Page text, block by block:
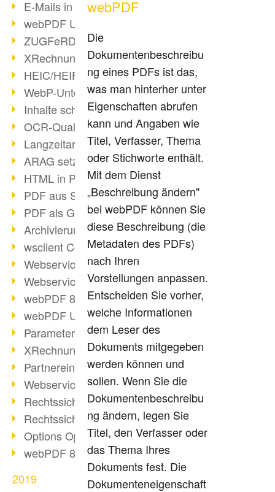
E-Mails in PDF
webPDF Update 8.0.0.2176
ZUGFeRD im Überblick
XRechnung Überblick
HEIC/HEIF-Unterstützung
WebP-Unterstützung
Inhalte schwärzen
OCR-Qualität verbessert
Langzeitarchivierung PDF
ARAG setzt auf webPDF
HTML in PDF umwandeln
PDF aus SAP
PDF als Grafik exportieren
Archivierung & Migration
wsclient Converter
Webservice Toolbox (3)
Webservice PDF/A
webPDF 8 Neuerungen (Teil 2)
webPDF Update 8.0.0.2058
Parameter-Umstellung
XRechnung bei deutschen Behörden
Partnereinsatz unserer Software
Webservice Beispiel: XMP-Metadaten
Rechtssichere Mail-Archivierung (2)
Rechtssichere Mail-Archivierung (1)
Options Operation
webPDF 8 Neuerungen (Teil 1)
2019
webPDF
Die
Dokumentenbeschreibu
ng eines PDFs ist das,
was man hinterher unter
Eigenschaften abrufen
kann und Angaben wie
Titel, Verfasser, Thema
oder Stichworte enthält.
Mit dem Dienst
„Beschreibung ändern"
bei webPDF können Sie
diese Beschreibung (die
Metadaten des PDFs)
nach Ihren
Vorstellungen anpassen.
Entscheiden Sie vorher,
welche Informationen
dem Leser des
Dokuments mitgegeben
werden können und
sollen. Wenn Sie die
Dokumentenbeschreibu
ng ändern, legen Sie
Titel, den Verfasser oder
das Thema Ihres
Dokuments fest. Die
Dokumenteneigenschaft